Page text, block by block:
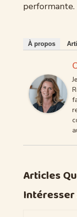
performante.
À propos
Articles
Intéresser